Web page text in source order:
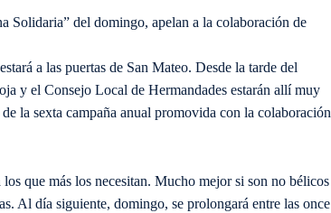
Solidaria” del domingo, apelan a la colaboración de
a las puertas de San Mateo. Desde la tarde del
y el Consejo Local de Hermandades estarán allí muy
la sexta campaña anual promovida con la colaboración
que más los necesitan. Mucho mejor si son no bélicos
Al día siguiente, domingo, se prolongará entre las once